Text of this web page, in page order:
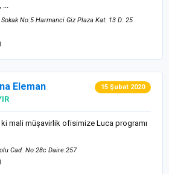
...
No:5 Harmanci Giz Plaza Kat: 13 D: 25
Eleman 15 Şubat 2020
mali müşavirlik ofisimize Luca programı
Cad. No:28c Daire:257